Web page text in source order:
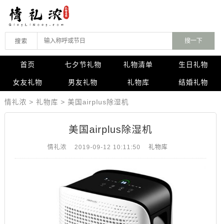
搜索
首页 七夕节礼物 礼物清单 生日礼物
女友礼物 男友礼物 礼物库 结婚礼物
情礼浓 > 礼物库 > 美国airplus除湿机
美国airplus除湿机
情礼浓 2019-09-12 10:11:50 礼物库